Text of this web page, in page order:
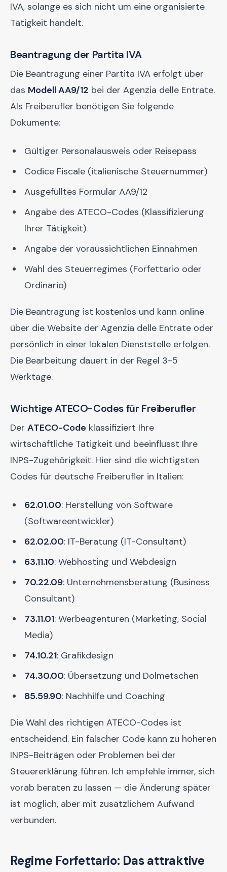
IVA, solange es sich nicht um eine organisierte
Tätigkeit handelt.
Beantragung der Partita IVA
Die Beantragung einer Partita IVA erfolgt über
das Modell AA9/12 bei der Agenzia delle Entrate.
Als Freiberufler benötigen Sie folgende
Dokumente:
Gültiger Personalausweis oder Reisepass
Codice Fiscale (italienische Steuernummer)
Ausgefülltes Formular AA9/12
Angabe des ATECO-Codes (Klassifizierung
Ihrer Tätigkeit)
Angabe der voraussichtlichen Einnahmen
Wahl des Steuerregimes (Forfettario oder
Ordinario)
Die Beantragung ist kostenlos und kann online
über die Website der Agenzia delle Entrate oder
persönlich in einer lokalen Dienststelle erfolgen.
Die Bearbeitung dauert in der Regel 3-5
Werktage.
Wichtige ATECO-Codes für Freiberufler
Der ATECO-Code klassifiziert Ihre
wirtschaftliche Tätigkeit und beeinflusst Ihre
INPS-Zugehörigkeit. Hier sind die wichtigsten
Codes für deutsche Freiberufler in Italien:
62.01.00: Herstellung von Software
(Softwareentwickler)
62.02.00: IT-Beratung (IT-Consultant)
63.11.10: Webhosting und Webdesign
70.22.09: Unternehmensberatung (Business
Consultant)
73.11.01: Werbeagenturen (Marketing, Social
Media)
74.10.21: Grafikdesign
74.30.00: Übersetzung und Dolmetschen
85.59.90: Nachhilfe und Coaching
Die Wahl des richtigen ATECO-Codes ist
entscheidend. Ein falscher Code kann zu höheren
INPS-Beiträgen oder Problemen bei der
Steuererklärung führen. Ich empfehle immer, sich
vorab beraten zu lassen — die Änderung später
ist möglich, aber mit zusätzlichem Aufwand
verbunden.
Regime Forfettario: Das attraktive